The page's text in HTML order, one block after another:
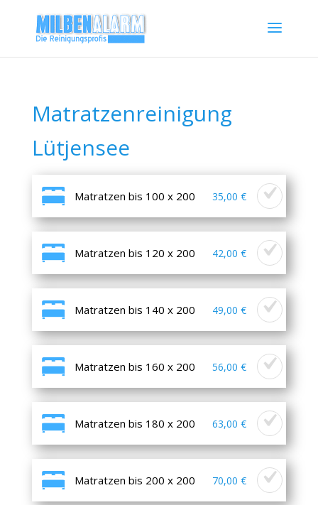
Matratzenreinigung
Lütjensee
Matratzen bis 100 x 200 35,00 €
Matratzen bis 120 x 200 42,00 €
Matratzen bis 140 x 200 49,00 €
Matratzen bis 160 x 200 56,00 €
Matratzen bis 180 x 200 63,00 €
Matratzen bis 200 x 200 70,00 €